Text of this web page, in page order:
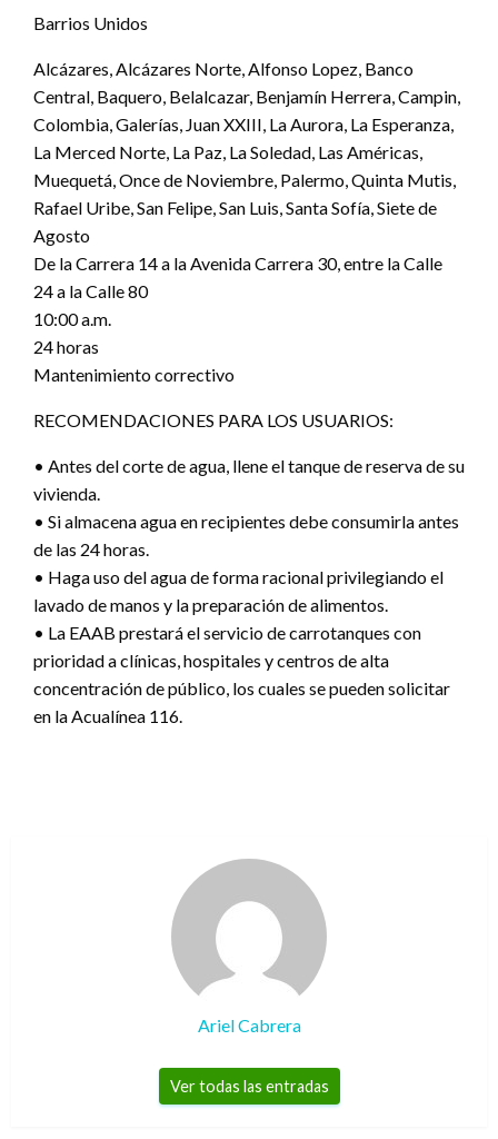
Barrios Unidos
Alcázares, Alcázares Norte, Alfonso Lopez, Banco
Central, Baquero, Belalcazar, Benjamín Herrera, Campin,
Colombia, Galerías, Juan XXIII, La Aurora, La Esperanza,
La Merced Norte, La Paz, La Soledad, Las Américas,
Muequetá, Once de Noviembre, Palermo, Quinta Mutis,
Rafael Uribe, San Felipe, San Luis, Santa Sofía, Siete de
Agosto
De la Carrera 14 a la Avenida Carrera 30, entre la Calle
24 a la Calle 80
10:00 a.m.
24 horas
Mantenimiento correctivo
RECOMENDACIONES PARA LOS USUARIOS:
• Antes del corte de agua, llene el tanque de reserva de su
vivienda.
• Si almacena agua en recipientes debe consumirla antes
de las 24 horas.
• Haga uso del agua de forma racional privilegiando el
lavado de manos y la preparación de alimentos.
• La EAAB prestará el servicio de carrotanques con
prioridad a clínicas, hospitales y centros de alta
concentración de público, los cuales se pueden solicitar
en la Acualínea 116.
Ariel Cabrera
Ver todas las entradas